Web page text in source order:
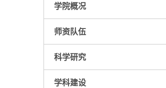
学院概况
师资队伍
科学研究
学科建设